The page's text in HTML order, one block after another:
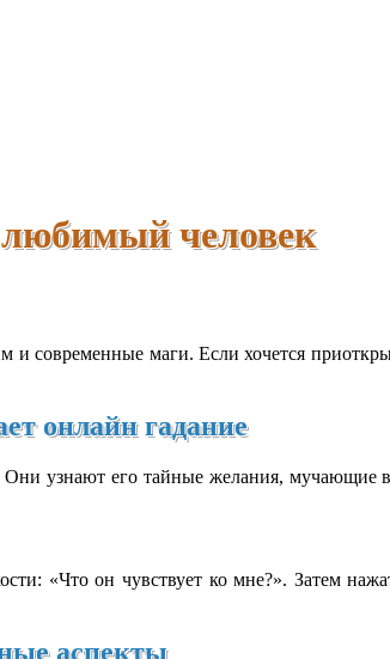
любимый человек
современные маги. Если хочется
онлайн гадание
узнают его тайные желания, мучающие
«Что он чувствует ко мне?». Затем
аспекты